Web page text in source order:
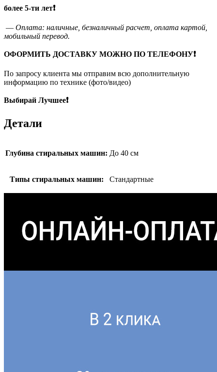
более 5-ти лет❗
— Оплата: наличные, безналичный расчет, оплата картой,
мобильный перевод.
ОФОРМИТЬ ДОСТАВКУ МОЖНО ПО ТЕЛЕФОНУ❗
По запросу клиента мы отправим всю дополнительную
информацию по технике (фото/видео)
Выбирай Лучшее❗
Детали
Глубина стиральных машин: До 40 см
Типы стиральных машин: Стандартные